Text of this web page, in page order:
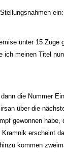
ein:
unter 15 Züge
ich meinen Titel
die Nummer
über die
gewonnen
erscheint
kommen